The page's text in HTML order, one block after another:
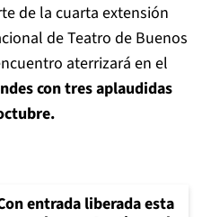
de la cuarta extensión
de Teatro de Buenos
aterrizará en el
con tres aplaudidas
entrada liberada esta